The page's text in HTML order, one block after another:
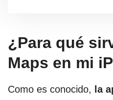
¿Para qué
Maps en mi
Como es conocido, la